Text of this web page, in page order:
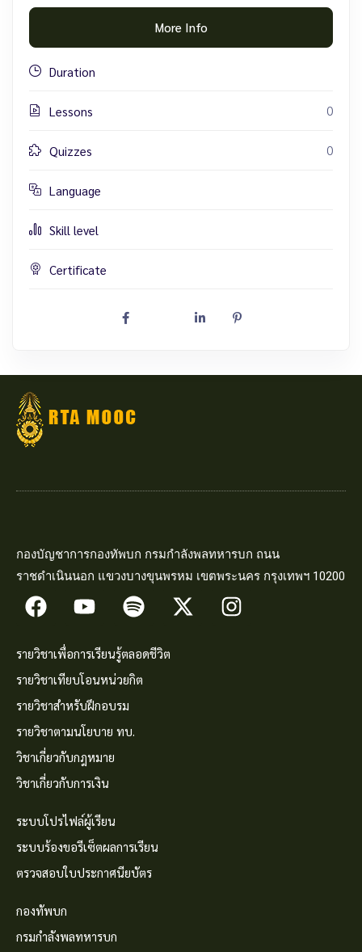
More Info
Duration
Lessons 0
Quizzes 0
Language
Skill level
Certificate
กองบัญชาการกองทัพบก กรมกำลังพลทหารบก ถนน
ราชดำเนินนอก แขวงบางขุนพรหม เขตพระนคร กรุงเทพฯ 10200
รายวิชาเพื่อการเรียนรู้ตลอดชีวิต
รายวิชาเทียบโอนหน่วยกิต
รายวิชาสำหรับฝึกอบรม
รายวิชาตามนโยบาย ทบ.
วิชาเกี่ยวกับกฎหมาย
วิชาเกี่ยวกับการเงิน
ระบบโปรไฟล์ผู้เรียน
ระบบร้องขอรีเซ็ตผลการเรียน
ตรวจสอบใบประกาศนียบัตร
กองทัพบก
กรมกำลังพลทหารบก